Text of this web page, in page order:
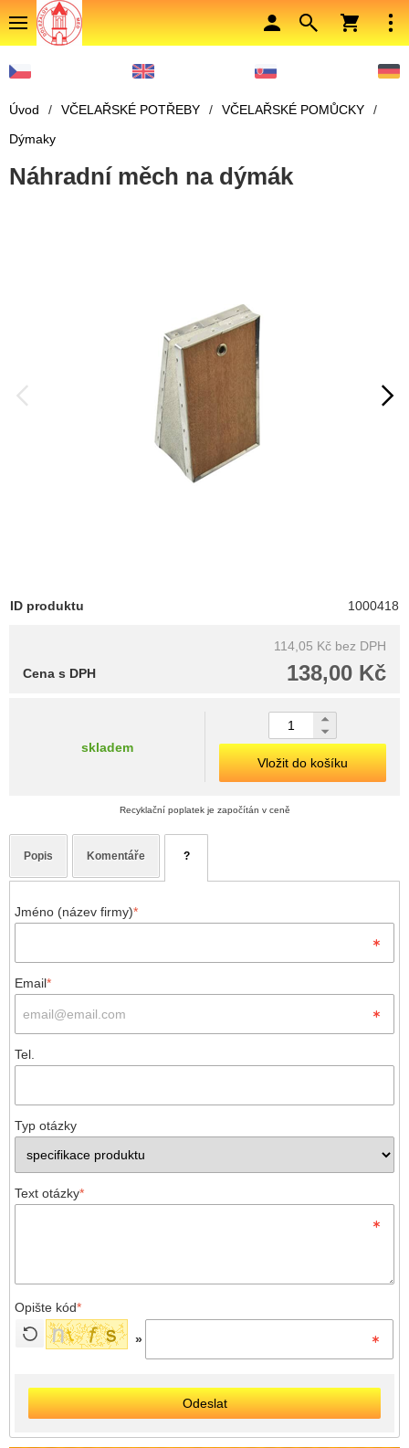
Úvod / VČELAŘSKÉ POTŘEBY / VČELAŘSKÉ POMŮCKY
/
Dýmaky
Náhradní měch na dýmák
ID produktu 1000418
114,05 Kč bez DPH
138,00 Kč
Cena s DPH
skladem
Vložit do košíku
Recyklační poplatek je započítán v ceně
Popis Komentáře ?
Jméno (název firmy)*
Email*
Tel.
Typ otázky
Text otázky*
Opište kód*
»
Odeslat